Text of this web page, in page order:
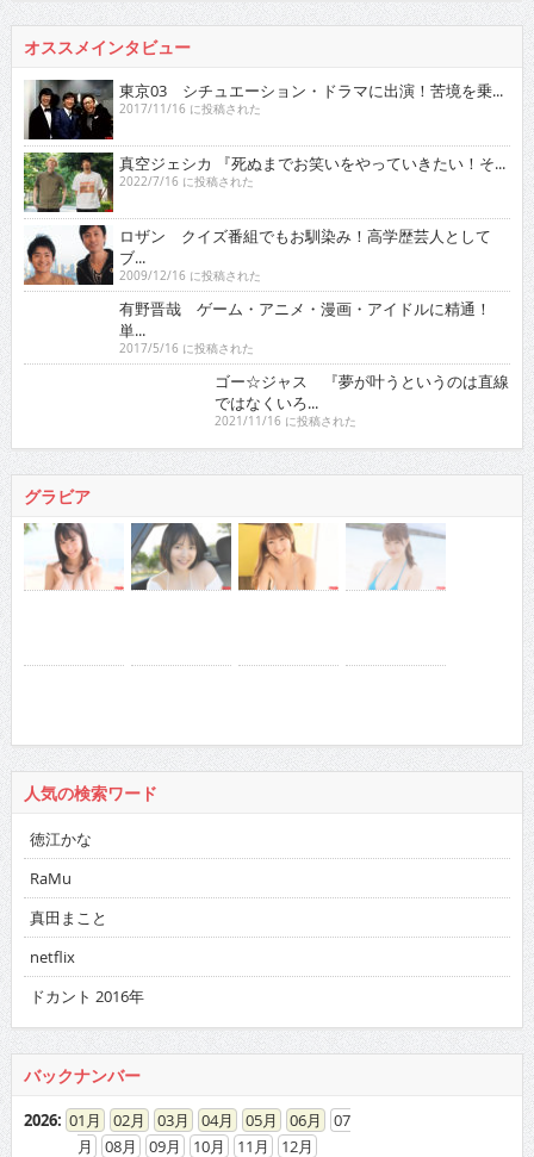
オススメインタビュー
東京03 シチュエーション・ドラマに出演！苦境を乗...
2017/11/16 に投稿された
真空ジェシカ 『死ぬまでお笑いをやっていきたい！そ...
2022/7/16 に投稿された
ロザン クイズ番組でもお馴染み！高学歴芸人として
ブ...
2009/12/16 に投稿された
有野晋哉 ゲーム・アニメ・漫画・アイドルに精通！
単...
2017/5/16 に投稿された
ゴー☆ジャス 『夢が叶うというのは直線ではなくい
2021/11/16 に投稿された
グラビア
人気の検索ワード
徳江かな
RaMu
真田まこと
netflix
ドカント 2016年
バックナンバー
2026: 01 02 03 04 05 06
07
08
09 10 11 12